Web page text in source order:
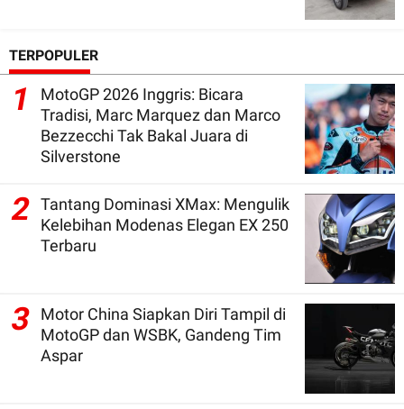
TERPOPULER
1
MotoGP 2026 Inggris: Bicara
Tradisi, Marc Marquez dan Marco
Bezzecchi Tak Bakal Juara di
Silverstone
2 Tantang Dominasi XMax: Mengulik
Kelebihan Modenas Elegan EX 250
Terbaru
3
Motor China Siapkan Diri Tampil di
MotoGP dan WSBK, Gandeng Tim
Aspar